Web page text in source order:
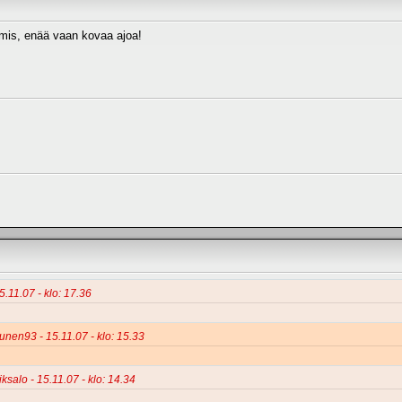
enää vaan kovaa ajoa!
- klo: 17.36
- 15.11.07 - klo: 15.33
- 15.11.07 - klo: 14.34